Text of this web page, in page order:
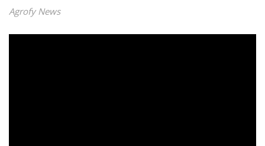
Agrofy News